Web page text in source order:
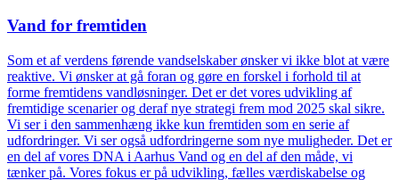
Vand for fremtiden
Som et af verdens førende vandselskaber ønsker vi ikke blot at være
reaktive. Vi ønsker at gå foran og gøre en forskel i forhold til at
forme fremtidens vandløsninger. Det er det vores udvikling af
fremtidige scenarier og deraf nye strategi frem mod 2025 skal sikre.
Vi ser i den sammenhæng ikke kun fremtiden som en serie af
udfordringer. Vi ser også udfordringerne som nye muligheder. Det er
en del af vores DNA i Aarhus Vand og en del af den måde, vi
tænker på. Vores fokus er på udvikling, fælles værdiskabelse og